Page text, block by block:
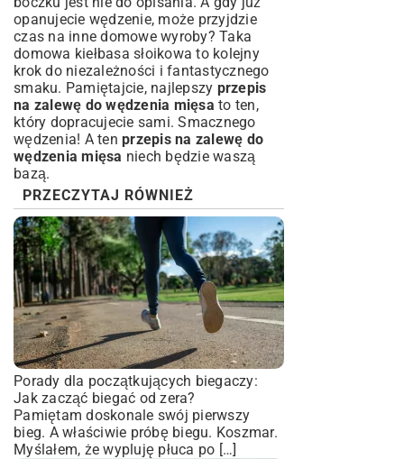
opanujecie wędzenie, może przyjdzie
czas na inne domowe wyroby? Taka
domowa kiełbasa słoikowa to kolejny
krok do niezależności i fantastycznego
smaku. Pamiętajcie, najlepszy przepis
na zalewę do wędzenia mięsa to ten,
który dopracujecie sami. Smacznego
wędzenia! A ten przepis na zalewę do
wędzenia mięsa niech będzie waszą
bazą.
PRZECZYTAJ RÓWNIEŻ
Porady dla początkujących biegaczy:
Jak zacząć biegać od zera?
Pamiętam doskonale swój pierwszy
bieg. A właściwie próbę biegu. Koszmar.
Myślałem, że wypluję płuca po […]